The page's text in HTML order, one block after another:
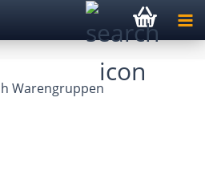
Warengruppen